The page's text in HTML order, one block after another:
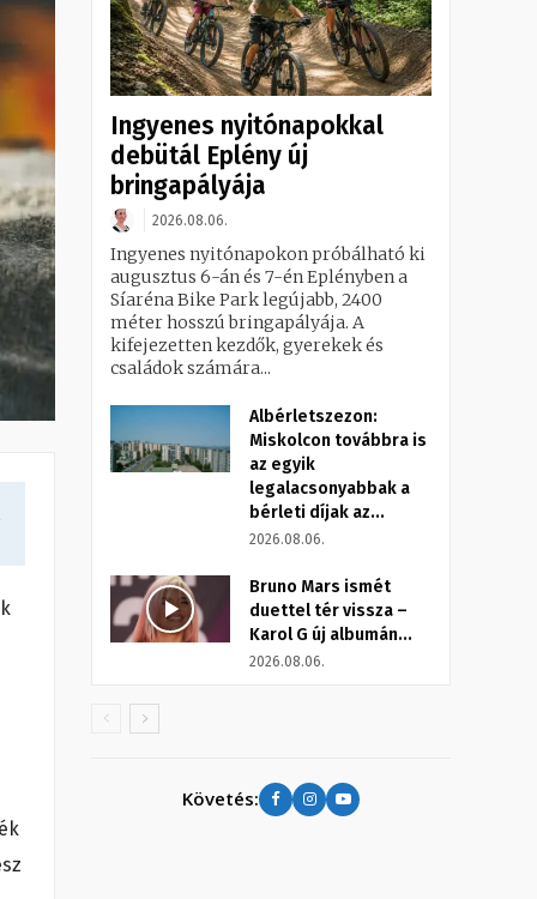
Ingyenes nyitónapokkal
debütál Eplény új
bringapályája
2026.08.06.
Ingyenes nyitónapokon próbálható ki
augusztus 6-án és 7-én Eplényben a
Síaréna Bike Park legújabb, 2400
méter hosszú bringapályája. A
kifejezetten kezdők, gyerekek és
családok számára...
Albérletszezon:
Miskolcon továbbra is
az egyik
legalacsonyabbak a
bérleti díjak az...
2026.08.06.
Bruno Mars ismét
duettel tér vissza –
Karol G új albumán...
2026.08.06.
Követés: